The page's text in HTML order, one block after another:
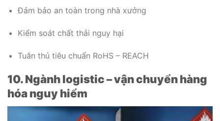
Đảm bảo an toàn trong nhà xưởng
Kiểm soát chất thải nguy hại
Tuân thủ tiêu chuẩn RoHS – REACH
10. Ngành logistic – vận chuyển hàng
hóa nguy hiểm